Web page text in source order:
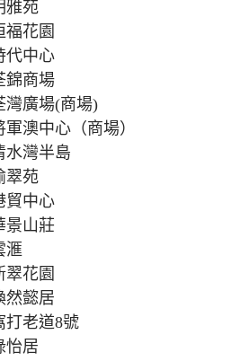
雅苑
福花園
代中心
錦商場
灣廣場(商場)
澳中心（商場）
水灣半島
翠苑
貿中心
景山莊
滙
翠花園
然懿居
打老道8號
怡居